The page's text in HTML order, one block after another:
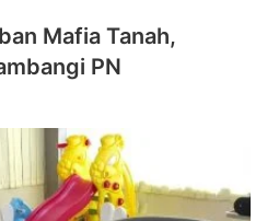
Mafia Tanah,
PN